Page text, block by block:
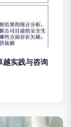
越实践与咨询